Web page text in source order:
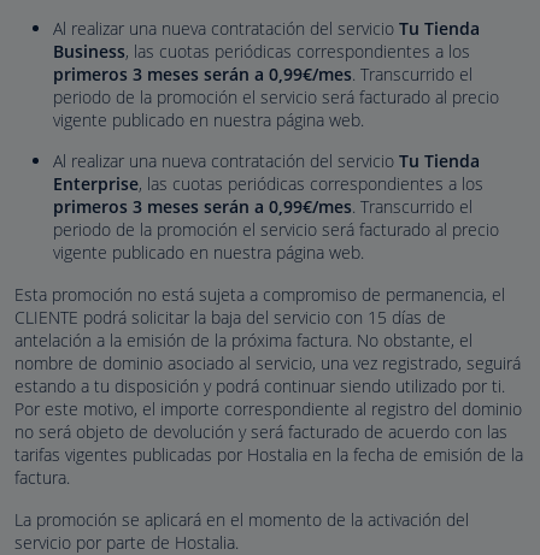
Al realizar una nueva contratación del servicio Tu Tienda
Business, las cuotas periódicas correspondientes a los
primeros 3 meses serán a 0,99€/mes. Transcurrido el
periodo de la promoción el servicio será facturado al precio
vigente publicado en nuestra página web.
Al realizar una nueva contratación del servicio Tu Tienda
Enterprise, las cuotas periódicas correspondientes a los
primeros 3 meses serán a 0,99€/mes. Transcurrido el
periodo de la promoción el servicio será facturado al precio
vigente publicado en nuestra página web.
Esta promoción no está sujeta a compromiso de permanencia, el
CLIENTE podrá solicitar la baja del servicio con 15 días de
antelación a la emisión de la próxima factura. No obstante, el
nombre de dominio asociado al servicio, una vez registrado, seguirá
estando a tu disposición y podrá continuar siendo utilizado por ti.
Por este motivo, el importe correspondiente al registro del dominio
no será objeto de devolución y será facturado de acuerdo con las
tarifas vigentes publicadas por Hostalia en la fecha de emisión de la
factura.
La promoción se aplicará en el momento de la activación del
servicio por parte de Hostalia.